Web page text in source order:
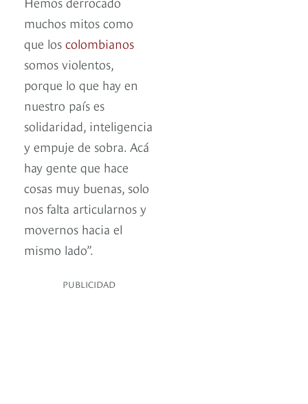
muchos mitos como
que los colombianos
somos violentos,
porque lo que hay en
nuestro país es
solidaridad, inteligencia
y empuje de sobra. Acá
hay gente que hace
cosas muy buenas, solo
nos falta articularnos y
movernos hacia el
mismo lado”.
PUBLICIDAD